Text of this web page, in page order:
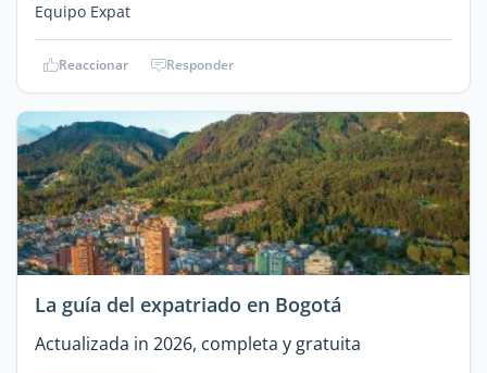
Equipo Expat
Reaccionar Responder
La guía del expatriado en Bogotá
Actualizada in 2026, completa y gratuita